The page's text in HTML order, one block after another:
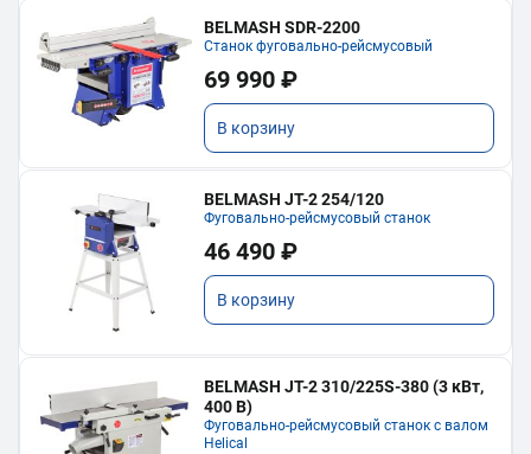
BELMASH SDR-2200
Станок фуговально-рейсмусовый
69 990 ₽
В корзину
BELMASH JT-2 254/120
Фуговально-рейсмусовый станок
46 490 ₽
В корзину
BELMASH JT-2 310/225S-380 (3 кВт,
400 В)
Фуговально-рейсмусовый станок с валом
Helical